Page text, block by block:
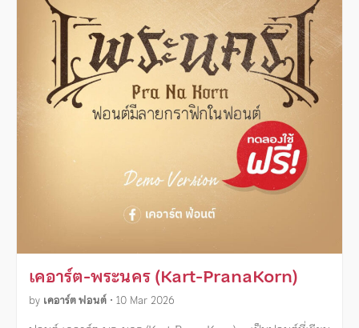
เคอาร์ต-พระนคร (Kart-PranaKorn)
by เคอาร์ต ฟอนต์ • 10 Mar 2026